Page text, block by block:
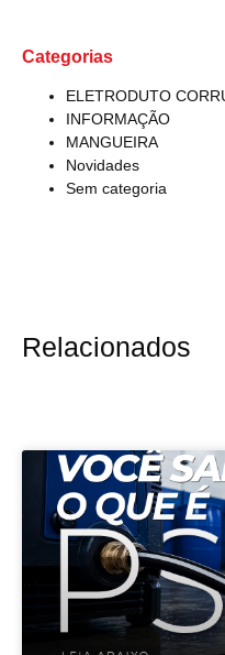
Categorias
ELETRODUTO
INFORMAÇÃO
MANGUEIRA
Novidades
Sem categoria
Relacionados